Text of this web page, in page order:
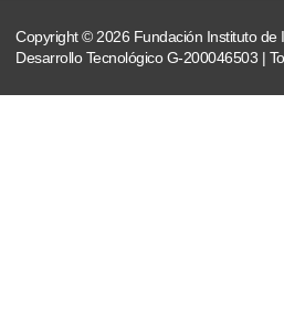
Copyright © 2026 Fundación Instituto de
Desarrollo Tecnológico G-200046503 |